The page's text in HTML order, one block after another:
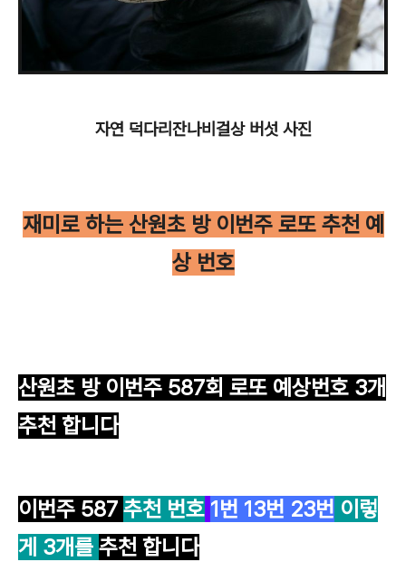
자연 덕다리잔나비걸상 버섯 사진
재미로 하는 산원초 방 이번주 로또 추천 예
상 번호
산원초 방 이번주 587회 로또 예상번호 3개
추천 합니다
이번주 587 추천 번호 1번 13번 23번 이렇
게 3개를 추천 합니다